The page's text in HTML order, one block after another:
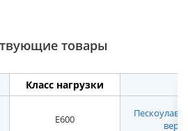
товары
Класс нагрузки
E600